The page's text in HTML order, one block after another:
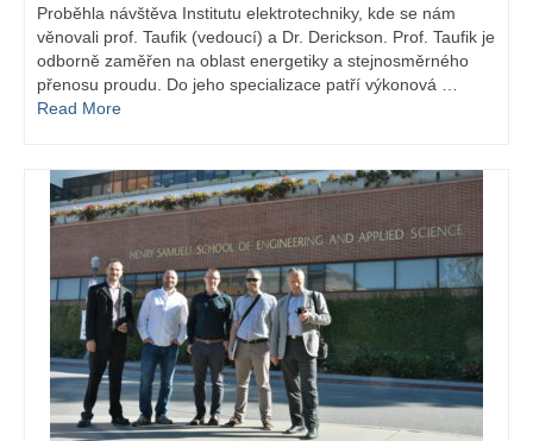
Proběhla návštěva Institutu elektrotechniky, kde se nám
věnovali prof. Taufik (vedoucí) a Dr. Derickson. Prof. Taufik je
odborně zaměřen na oblast energetiky a stejnosměrného
přenosu proudu. Do jeho specializace patří výkonová …
Read More